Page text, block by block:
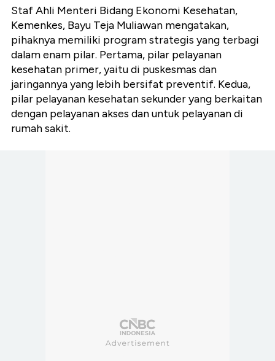
Staf Ahli Menteri Bidang Ekonomi Kesehatan,
Kemenkes, Bayu Teja Muliawan mengatakan,
pihaknya memiliki program strategis yang terbagi
dalam enam pilar. Pertama, pilar pelayanan
kesehatan primer, yaitu di puskesmas dan
jaringannya yang lebih bersifat preventif. Kedua,
pilar pelayanan kesehatan sekunder yang berkaitan
dengan pelayanan akses dan untuk pelayanan di
rumah sakit.